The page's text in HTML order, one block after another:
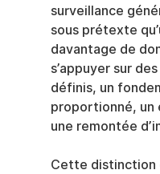
surveillance
sous prétexte
davantage de
s’appuyer sur
définis, un
proportionné, un
une remontée
Cette distinction